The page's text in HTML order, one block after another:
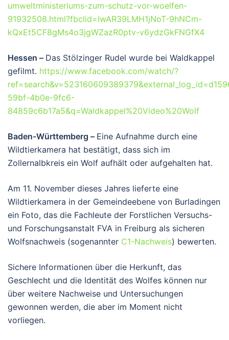
umweltministeriums-zum-schutz-vor-woelfen-
91932508.html?fbclid=IwAR39LMH1jNoT-9hNCm-
kQxEt5CF8gMs4o3jgWZazR0ptv-v6ydzGkFNGfX4
Hessen – Das Stölzinger Rudel wurde bei Waldkappel
gefilmt. https://www.facebook.com/watch/?
59bf-4b0e-9fc6-
84859c6b17a5&q=Waldkappel%20Video%20Wolf
Baden-Württemberg – Eine Aufnahme durch eine
Wildtierkamera hat bestätigt, dass sich im
Zollernalbkreis ein Wolf aufhält oder aufgehalten hat.
Am 11. November dieses Jahres lieferte eine
Wildtierkamera in der Gemeindeebene von Burladingen
ein Foto, das die Fachleute der Forstlichen Versuchs-
und Forschungsanstalt FVA in Freiburg als sicheren
Wolfsnachweis (sogenannter C1-Nachweis) bewerten.
Sichere Informationen über die Herkunft, das
Geschlecht und die Identität des Wolfes können nur
über weitere Nachweise und Untersuchungen
gewonnen werden, die aber im Moment nicht
vorliegen.